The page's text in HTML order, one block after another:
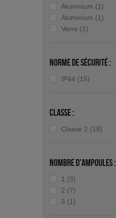
Aluminium (1)
Aluminium (1)
Verre (1)
Norme de sécurité :
IP44 (15)
Classe :
Classe 2 (18)
Nombre d'ampoules :
1 (3)
2 (7)
3 (1)